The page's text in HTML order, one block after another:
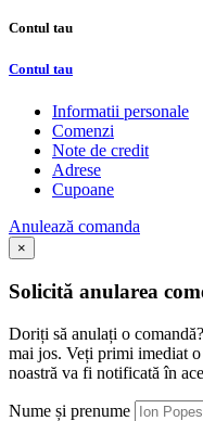
Contul tau
Contul tau
Informatii personale
Comenzi
Note de credit
Adrese
Cupoane
Anulează comanda
×
Solicită anularea
Doriți să anulați o
mai jos. Veți primi imediat
noastră va fi notificată în
Nume și prenume